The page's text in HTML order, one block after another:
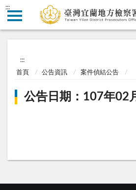
:::
:::
首頁 公告資訊 案件偵結公告
公告日期：107年02